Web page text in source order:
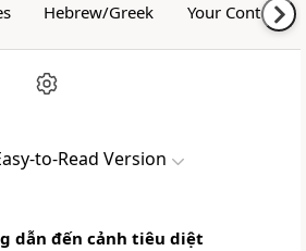
Hebrew/Greek Your Content
to-Read Version
dẫn đến cảnh tiêu diệt